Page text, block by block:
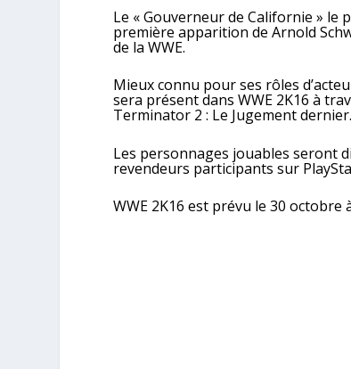
Le « Gouverneur de Californie » le
première apparition de Arnold
de la WWE.
Mieux connu pour ses rôles
sera présent dans WWE 2K16 à
Terminator 2 : Le Jugement dernier.
Les personnages jouables seront
revendeurs participants sur
WWE 2K16 est prévu le 30 octobre